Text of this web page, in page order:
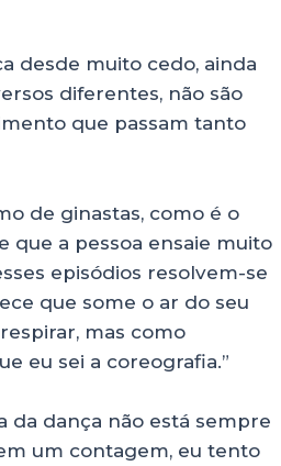
desde muito cedo, ainda
diferentes, não são
que passam tanto
de ginastas, como é o
que a pessoa ensaie muito
episódios resolvem-se
que some o ar do seu
mas como
eu sei a coreografia.”
da dança não está sempre
um contagem, eu tento